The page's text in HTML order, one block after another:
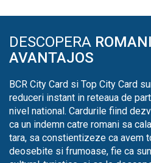
DESCOPERA
AVANTAJOS
BCR City Card si Top City Card
reduceri instant in reteaua de
nivel national. Cardurile fiind
ca un indemn catre romani sa
tara, sa constientizeze ca avem
deosebite si frumoase, fie ca